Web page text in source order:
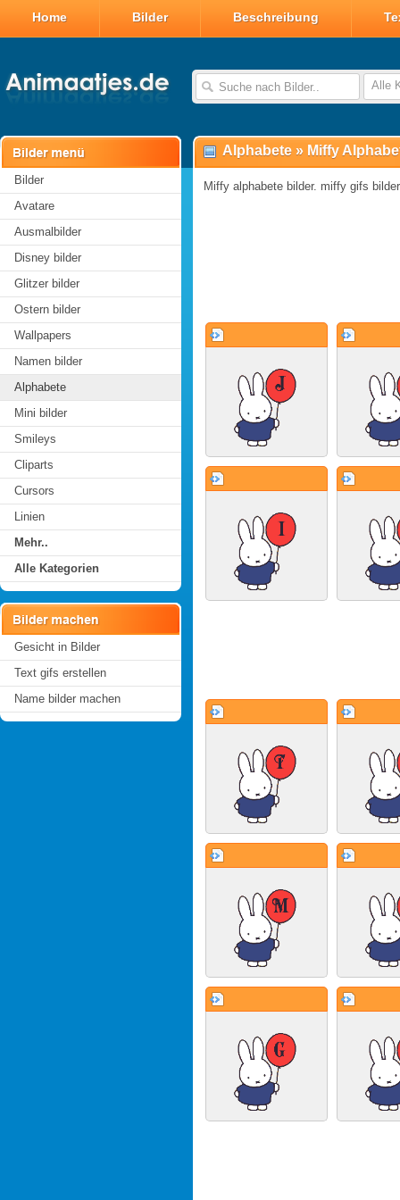
Home Bilder Beschreibung
Alle
Bilder
Avatare
Ausmalbilder
Disney bilder
Glitzer bilder
Ostern bilder
Wallpapers
Namen bilder
Alphabete
Mini bilder
Smileys
Cliparts
Cursors
Linien
Mehr..
Alle Kategorien
Gesicht in Bilder
Text gifs erstellen
Name bilder machen
Alphabete » Miffy
Miffy alphabete bilder. miffy gifs